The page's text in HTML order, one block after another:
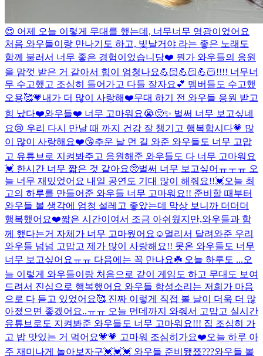
😍 어제 오늘 이렇게 무대를 했는데, 너무너무 영광이었어요
처음 와우들이랑 만나기도 하고, 빛날거야 라는 좋은 노래도
함께 불러서 너무 좋은 경험이었습니당❤️ 뭔가 와우들의 응원
을 맘껏 받은 거 같아서 힘이 엄청나요💪🏻💪🏻💪🏻!!!! 너무너
무 수고했고 조심히 들어가고 다들 잘자요💕 멤버들도 수고했
오용🥰💗내가 더 많이 사랑해❤️무대 하기 전 와우들 응원 받고
힘 났다❤️와우들❤️ 너무 고마워요😭🥺✨ 벌써 너무 보고싶네
요😢 우리 다시 만날 때 까지 건강 잘 챙기고 행복합시다💗 많
이 많이 사랑해요❤️😘추운 날 먼 길 와준 와우들도 너무 고맙
고 유튜브로 지켜봐주고 응원해준 와우들도 다 너무 고마워요
💓 한시간 너무 짧은 것 같아요🥺벌써 너무 보고싶어ㅠㅜㅠ 오
늘 너무 재밌었어요 내일 공연도 기대 많이 해줘요!!💓오늘 최
고의 하루를 만들어준 와우들 너무 고마워요!! 준비할 때부터
와우들 볼 생각에 엄청 설레고 좋았는데 막상 보니까 더더더
행복했어요❤️짧은 시간이여서 조금 아쉬웠지만,와우들과 함
께 했다는거 자체가 너무 고마웠어요☺️멀리서 달려와준 우리
와우들 넘넘 고맙고 제가 많이 사랑해요!! 못온 와우들도 너무
너무 보고싶어요ㅠㅠ 다음에는 꼭 만나요☘️ 오늘 하루도 ...오
늘 이렇게 와우들이랑 처음으로 같이 게임도 하고 무대도 보여
드려서 진심으로 행복했어요 와우들 함성소리는 저희가 마음
으로 다 듣고 있었어요🥰 진짜 이렇게 직접 볼 날이 더욱 더 많
아졌으면 좋겠어요..ㅠㅠ 오늘 먼데까지 와줘서 고맙고 실시간
유튜브로도 지켜봐준 와우들도 너무 고마워요!!! 집 조심히 가
고 밥 맛있는 거 먹어요💗💗 고마워 조심히가요❤️오늘 하루 아
주 재미나게 놀아보자구💓💓💓 와우들 준비됐쬬???와우들 볼